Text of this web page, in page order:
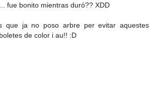
fue bonito mientras duró?? XDD
que ja no poso arbre per evitar aquestes
de color i au!! :D